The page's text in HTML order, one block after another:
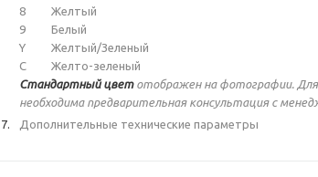
8
Желтый
9
Белый
Y
Желтый/Зеленый
C
Желто-зеленый
Стандартный цветотображен на фотографии. Для
необходима предварительная консультация с
Дополнительные технические параметры